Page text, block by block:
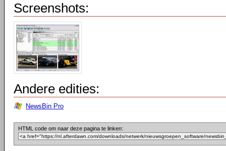
Screenshots:
Andere edities:
NewsBin Pro
HTML code om naar deze pagina te linken: